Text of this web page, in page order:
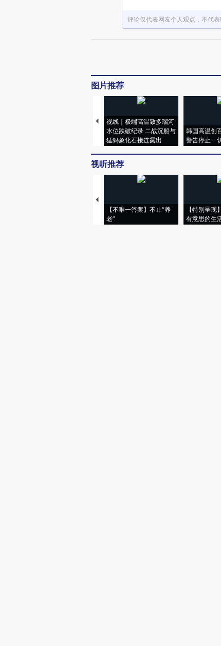
评论仅代表网友个人观点，不代
图片推荐
视线｜极端高温致多瑙河
水位跌破纪录 二战沉船与
猛犸象化石接连露出
韩国高温创
警告停止一
视听推荐
【不唯一答案】不止“养
老”
【特别呈
有意思的生